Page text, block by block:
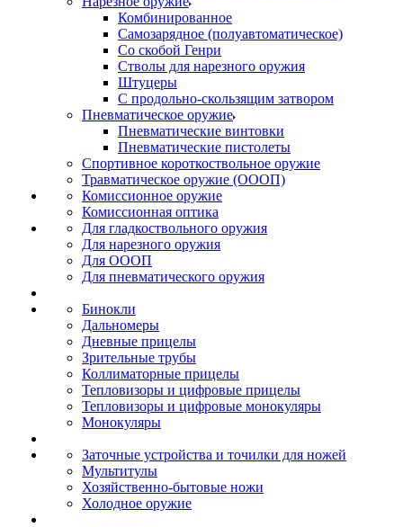
Комбинированное
Самозарядное (полуавтоматическое)
Со скобой Генри
Стволы для нарезного оружия
Штуцеры
С продольно-скользящим затвором
Пневматическое оружие
Пневматические винтовки
Пневматические пистолеты
Спортивное короткоствольное оружие
Травматическое оружие (ОООП)
Комиссионное оружие
Комиссионная оптика
Для гладкоствольного оружия
Для нарезного оружия
Для ОООП
Для пневматического оружия
Бинокли
Дальномеры
Дневные прицелы
Зрительные трубы
Коллиматорные прицелы
Тепловизоры и цифровые прицелы
Тепловизоры и цифровые монокуляры
Монокуляры
Заточные устройства и точилки для ножей
Мультитулы
Хозяйственно-бытовые ножи
Холодное оружие